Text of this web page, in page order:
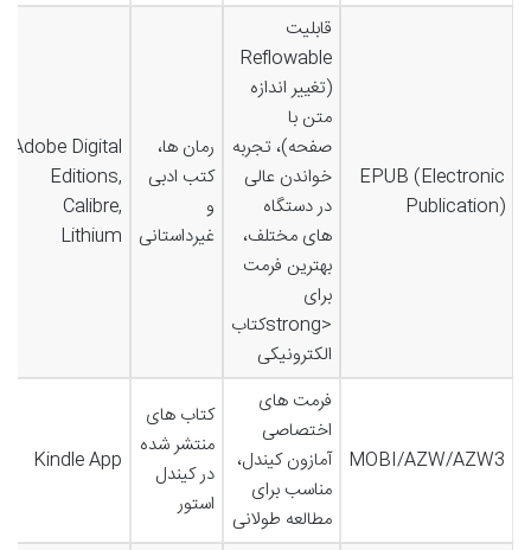
EPUB (Electronic
Publication)
قابلیت
Reflowable
(تغییر اندازه
متن با
صفحه)، تجربه
خواندن عالی
در دستگاه
های مختلف،
بهترین فرمت
برای
<strongکتاب
الکترونیکی
رمان ها،
کتب ادبی
و
غیرداستانی
Adobe Digital
Editions,
Calibre,
Lithium
MOBI/AZW/AZW3
فرمت های
اختصاصی
آمازون کیندل،
مناسب برای
مطالعه طولانی
کتاب های
منتشر شده
در کیندل
استور
Kindle App